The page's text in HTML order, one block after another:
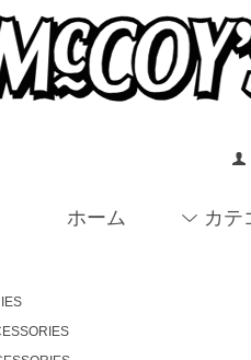
ホーム カテ